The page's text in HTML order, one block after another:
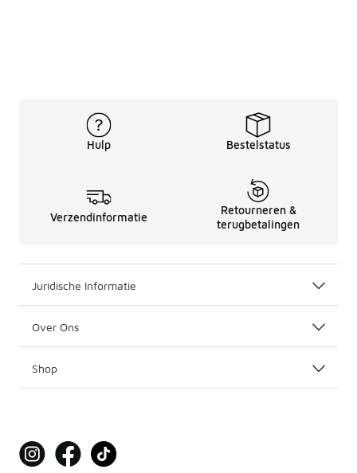
Hulp Bestelstatus
Verzendinformatie
Retourneren &
terugbetalingen
Juridische Informatie
Over Ons
Shop